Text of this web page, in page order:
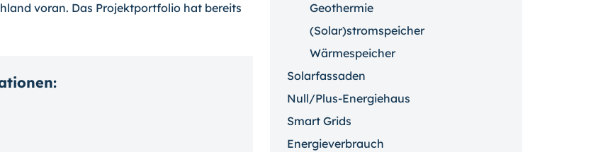
voran. Das Projektportfolio hat bereits
Geothermie
(Solar)stromspeicher
Wärmespeicher
Solarfassaden
Null/Plus-Energiehaus
Smart Grids
Energieverbrauch